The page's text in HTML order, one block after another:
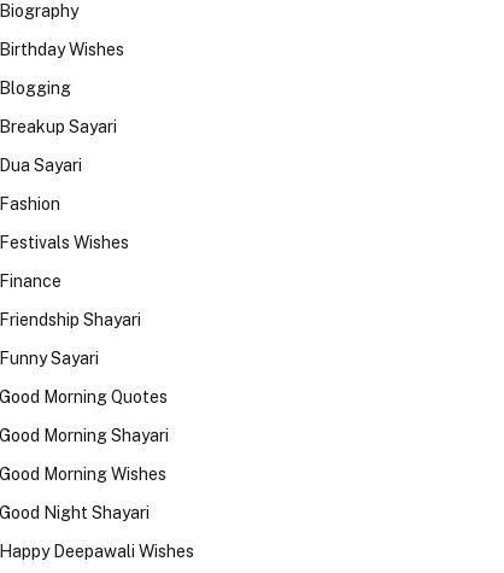
Biography
Birthday Wishes
Blogging
Breakup Sayari
Dua Sayari
Fashion
Festivals Wishes
Finance
Friendship Shayari
Funny Sayari
Good Morning Quotes
Good Morning Shayari
Good Morning Wishes
Good Night Shayari
Happy Deepawali Wishes